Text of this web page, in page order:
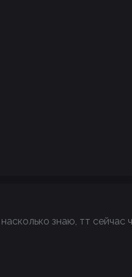
знаю, тт сейчас